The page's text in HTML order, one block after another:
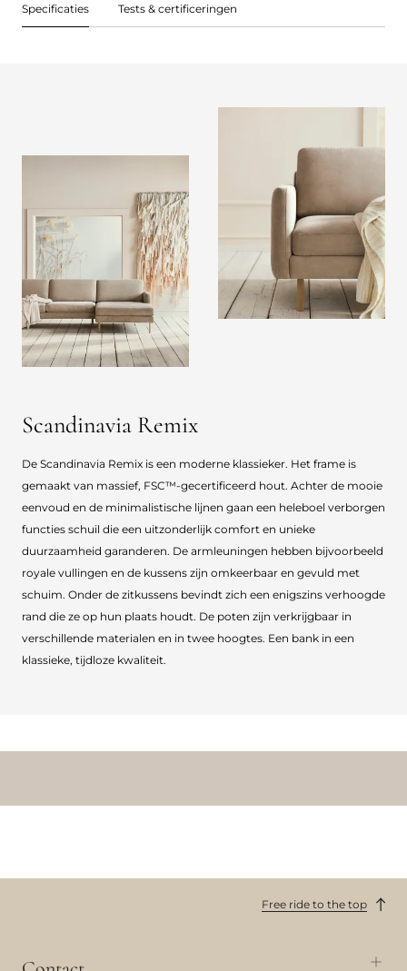
Specificaties Tests & certificeringen
Scandinavia Remix
De Scandinavia Remix is een moderne klassieker. Het frame is
gemaakt van massief, FSC™-gecertificeerd hout. Achter de mooie
eenvoud en de minimalistische lijnen gaan een heleboel verborgen
functies schuil die een uitzonderlijk comfort en unieke
duurzaamheid garanderen. De armleuningen hebben bijvoorbeeld
royale vullingen en de kussens zijn omkeerbaar en gevuld met
schuim. Onder de zitkussens bevindt zich een enigszins verhoogde
rand die ze op hun plaats houdt. De poten zijn verkrijgbaar in
verschillende materialen en in twee hoogtes. Een bank in een
klassieke, tijdloze kwaliteit.
Free ride to the top